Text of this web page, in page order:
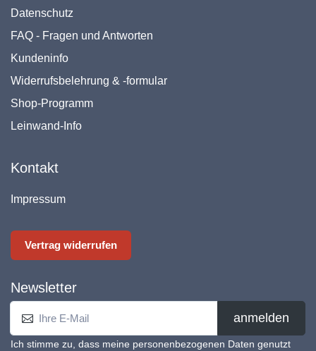
Datenschutz
FAQ - Fragen und Antworten
Kundeninfo
Widerrufsbelehrung & -formular
Shop-Programm
Leinwand-Info
Kontakt
Impressum
Vertrag widerrufen
Newsletter
anmelden
Ich stimme zu, dass meine personenbezogenen Daten genutzt